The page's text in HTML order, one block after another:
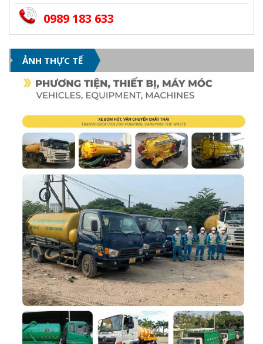
0989 183 633
ẢNH THỰC TẾ